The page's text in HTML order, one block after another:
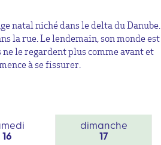
natal niché dans le delta du Danube.
la rue. Le lendemain, son monde est
le regardent plus comme avant et
à se fissurer.
16
dimanche
17